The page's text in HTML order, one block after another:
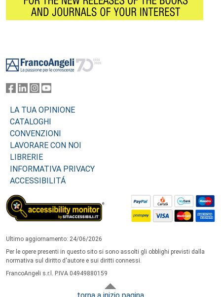
LA TUA OPINIONE
CATALOGHI
CONVENZIONI
LAVORARE CON NOI
LIBRERIE
INFORMATIVA PRIVACY
ACCESSIBILITÁ
Ultimo aggiornamento: 24/06/2026
Per le opere presenti in questo sito si sono assolti gli obblighi previsti dalla
normativa sul diritto d'autore e sui diritti connessi.
FrancoAngeli s.r.l. P.IVA 04949880159